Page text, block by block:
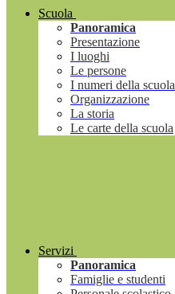
Scuola
Panoramica
Presentazione
I luoghi
Le persone
I numeri della scuola
Organizzazione
La storia
Le carte della scuola
Servizi
Panoramica
Famiglie e studenti